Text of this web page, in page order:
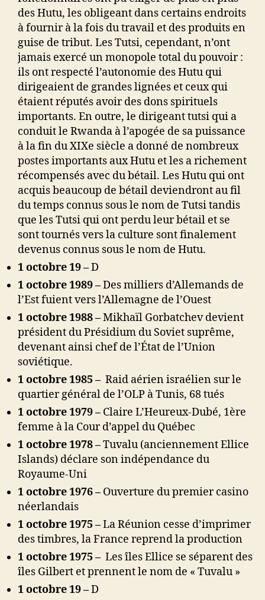
des Hutu, les obligeant dans certains endroits
à fournir à la fois du travail et des produits en
guise de tribut. Les Tutsi, cependant, n’ont
jamais exercé un monopole total du pouvoir :
ils ont respecté l’autonomie des Hutu qui
dirigeaient de grandes lignées et ceux qui
étaient réputés avoir des dons spirituels
importants. En outre, le dirigeant tutsi qui a
conduit le Rwanda à l’apogée de sa puissance
à la fin du XIXe siècle a donné de nombreux
postes importants aux Hutu et les a richement
récompensés avec du bétail. Les Hutu qui ont
acquis beaucoup de bétail deviendront au fil
du temps connus sous le nom de Tutsi tandis
que les Tutsi qui ont perdu leur bétail et se
sont tournés vers la culture sont finalement
devenus connus sous le nom de Hutu.
1 octobre 19–D
1 octobre 1989 –Des milliers d’Allemands de
l’Est fuient vers l’Allemagne de l’Ouest
1 octobre 1988 –Mikhaïl Gorbatchev devient
président du Présidium du Soviet suprême,
devenant ainsi chef de l’État de l’Union
soviétique.
1 octobre 1985 – Raid aérien israélien sur le
quartier général de l’OLP à Tunis, 68 tués
1 octobre 1979 – Claire L’Heureux-Dubé, 1ère
femme à la Cour d’appel du Québec
1 octobre 1978 –Tuvalu (anciennement Ellice
Islands) déclare son indépendance du
Royaume-Uni
1 octobre 1976 – Ouverture du premier casino
néerlandais
1 octobre 1975 –La Réunion cesse d’imprimer
des timbres, la France reprend la production
1 octobre 1975 – Les îles Ellice se séparent des
îles Gilbert et prennent le nom de « Tuvalu »
1 octobre 19 –D